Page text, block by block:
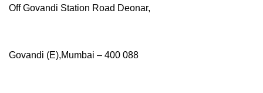
Off Govandi Station Road Deonar,
Govandi (E),Mumbai – 400 088